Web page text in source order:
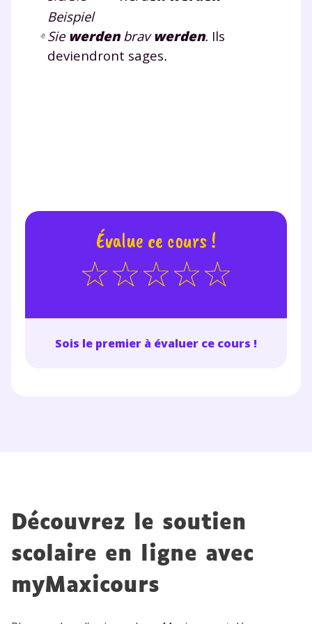
Beispiel
Sie werdenbravwerden. Ils
deviendront sages.
Évalue ce cours !
Sois le premier à évaluer ce cours !
Découvrez le soutien
scolaire en ligne avec
myMaxicours